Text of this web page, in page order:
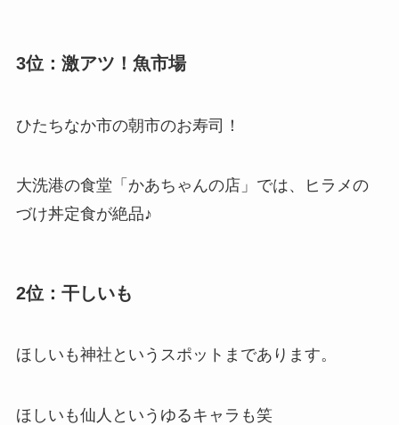
3位：激アツ！魚市場
ひたちなか市の朝市のお寿司！
大洗港の食堂「かあちゃんの店」では、ヒラメの
づけ丼定食が絶品♪
2位：干しいも
ほしいも神社というスポットまであります。
ほしいも仙人というゆるキャラも笑